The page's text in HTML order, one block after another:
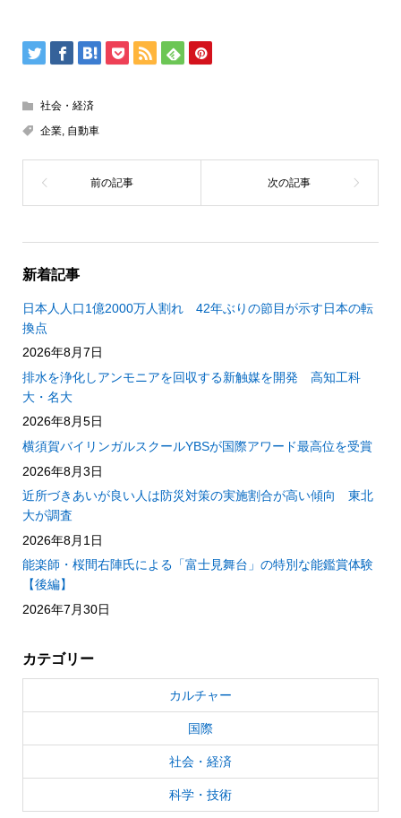
社会・経済
企業, 自動車
新着記事
日本人人口1億2000万人割れ 42年ぶりの節目が示す日本の転
換点
2026年8月7日
排水を浄化しアンモニアを回収する新触媒を開発 高知工科
大・名大
2026年8月5日
横須賀バイリンガルスクールYBSが国際アワード最高位を受賞
2026年8月3日
近所づきあいが良い人は防災対策の実施割合が高い傾向 東北
大が調査
2026年8月1日
能楽師・桜間右陣氏による「富士見舞台」の特別な能鑑賞体験
【後編】
2026年7月30日
カテゴリー
カルチャー
国際
社会・経済
科学・技術